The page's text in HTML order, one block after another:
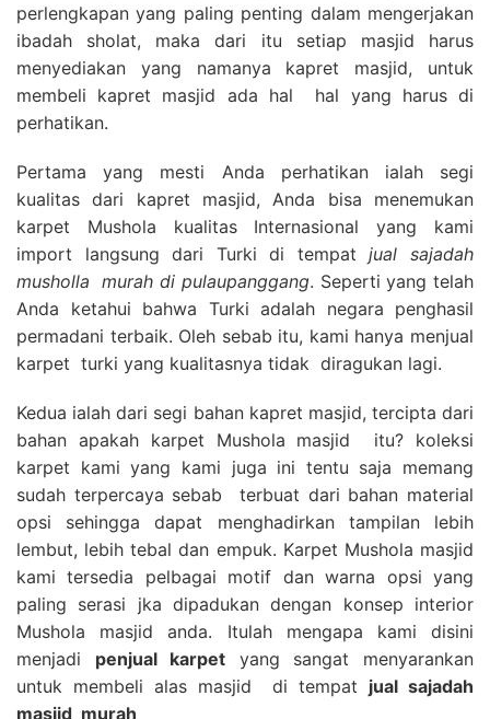
perlengkapan yang paling penting dalam mengerjakan
ibadah sholat, maka dari itu setiap masjid harus
menyediakan yang namanya kapret masjid, untuk
membeli kapret masjid ada hal hal yang harus di
perhatikan.
Pertama yang mesti Anda perhatikan ialah segi
kualitas dari kapret masjid, Anda bisa menemukan
karpet Mushola kualitas Internasional yang kami
import langsung dari Turki di tempatjual sajadah
musholla
murah di pulaupanggang. Seperti yang telah
Anda ketahui bahwa Turki adalah negara penghasil
permadani terbaik. Oleh sebab itu, kami hanya menjual
karpet turki yang kualitasnya tidak diragukan lagi.
Kedua ialah dari segi bahan kapret masjid, tercipta dari
bahan apakah karpet Mushola masjid itu? koleksi
karpet kami yang kami juga ini tentu saja memang
sudah terpercaya sebab terbuat dari bahan material
opsi sehingga dapat menghadirkan tampilan lebih
lembut, lebih tebal dan empuk. Karpet Mushola masjid
kami tersedia pelbagai motif dan warna opsi yang
paling serasi jka dipadukan dengan konsep interior
Mushola masjid anda. Itulah mengapa kami disini
menjadi penjual karpet yang sangat menyarankan
untuk membeli alas masjid di tempat jual sajadah
masjid murah